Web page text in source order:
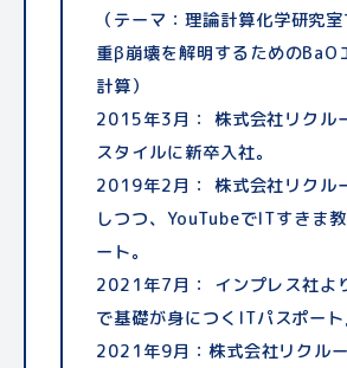
（テーマ：理論計算化学研究
重β崩壊を解明するためのBaO
計算）
2015年3月： 株式会社リクル
スタイルに新卒入社。
2019年2月： 株式会社リクル
しつつ、YouTubeでITすきま
ート。
2021年7月： インプレス社よ
で基礎が身につくITパスポート
2021年9月：株式会社リクルー